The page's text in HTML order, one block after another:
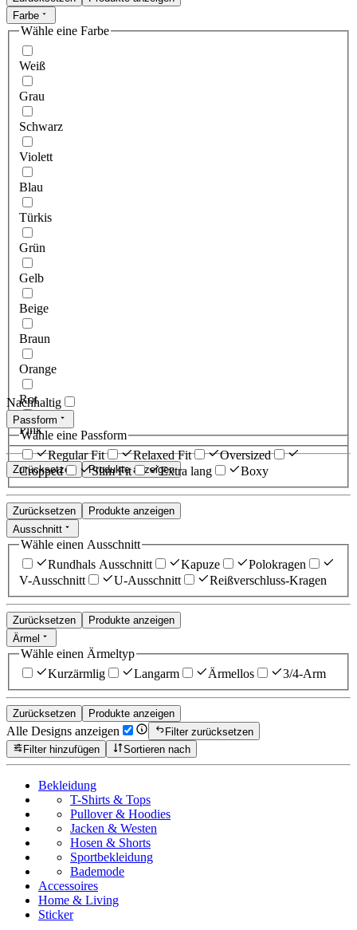
Farbe
Wähle eine Farbe
Weiß
Grau
Schwarz
Violett
Blau
Türkis
Grün
Gelb
Beige
Braun
Orange
Rot
Pink
Zurücksetzen Produkte anzeigen
Nachhaltig
Passform
Wähle eine Passform
Regular Fit
Relaxed Fit
Oversized
Cropped
Slim Fit Extra lang Boxy
Zurücksetzen
Produkte anzeigen
Ausschnitt
Wähle einen Ausschnitt
Rundhals Ausschnitt
Kapuze
Polokragen
V-Ausschnitt
U-Ausschnitt Reißverschluss-Kragen
Zurücksetzen
Produkte anzeigen
Ärmel
Wähle einen Ärmeltyp
Kurzärmlig
Langarm Ärmellos 3/4-Arm
Zurücksetzen Produkte anzeigen
Alle Designs anzeigen
Filter zurücksetzen
Filter hinzufügen
Sortieren nach
Bekleidung
T-Shirts & Tops
Pullover & Hoodies
Jacken & Westen
Hosen & Shorts
Sportbekleidung
Bademode
Accessoires
Home & Living
Sticker